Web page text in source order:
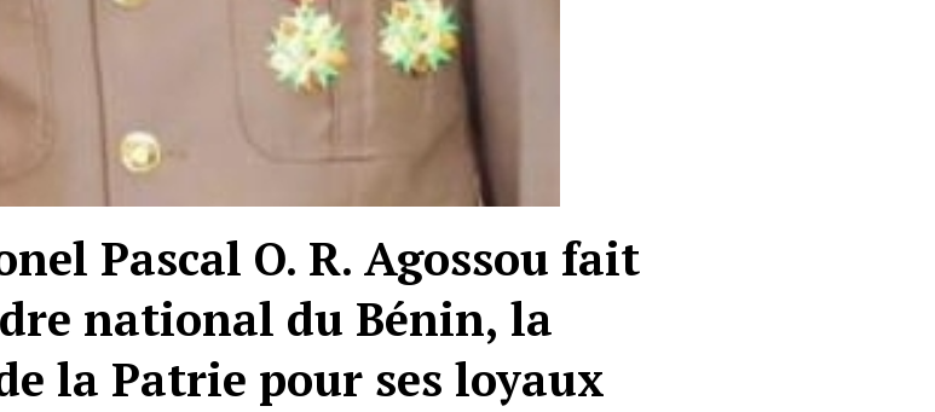
Pascal O. R. Agossou fait
national du Bénin, la
la Patrie pour ses loyaux